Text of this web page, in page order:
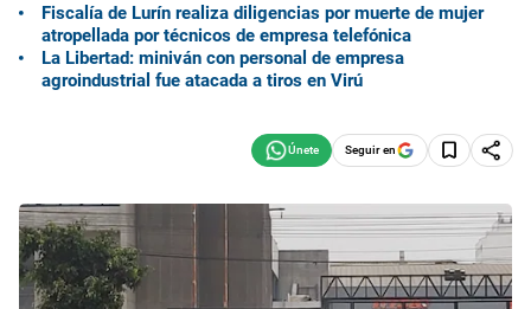
Fiscalía de Lurín realiza diligencias por muerte de mujer
atropellada por técnicos de empresa telefónica
La Libertad: miniván con personal de empresa
agroindustrial fue atacada a tiros en Virú
Seguir en